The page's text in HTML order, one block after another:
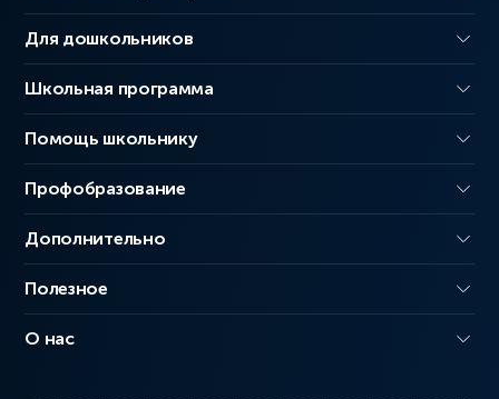
Для дошкольников
Школьная программа
Помощь школьнику
Профобразование
Дополнительно
Полезное
О нас